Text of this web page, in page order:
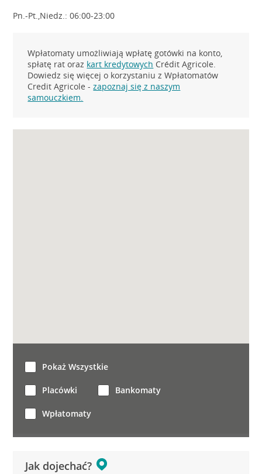
Pn.-Pt.,Niedz.: 06:00-23:00
Wpłatomaty umożliwiają wpłatę gotówki na konto,
spłatę rat oraz kart kredytowych Crédit Agricole.
Dowiedz się więcej o korzystaniu z Wpłatomatów
Credit Agricole -zapoznaj się z naszym
samouczkiem.
Jak dojechać?
Pokaż Wszystkie
Placówki Bankomaty
Wpłatomaty